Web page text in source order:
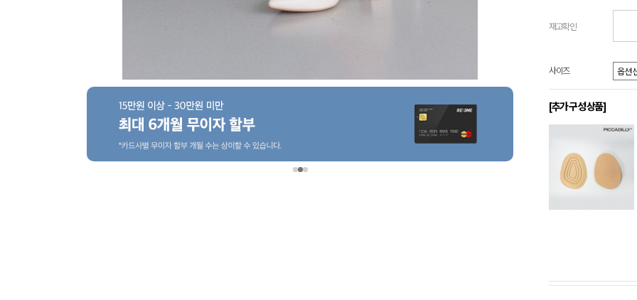
재고확인
사이즈
[추가 구성 상품]